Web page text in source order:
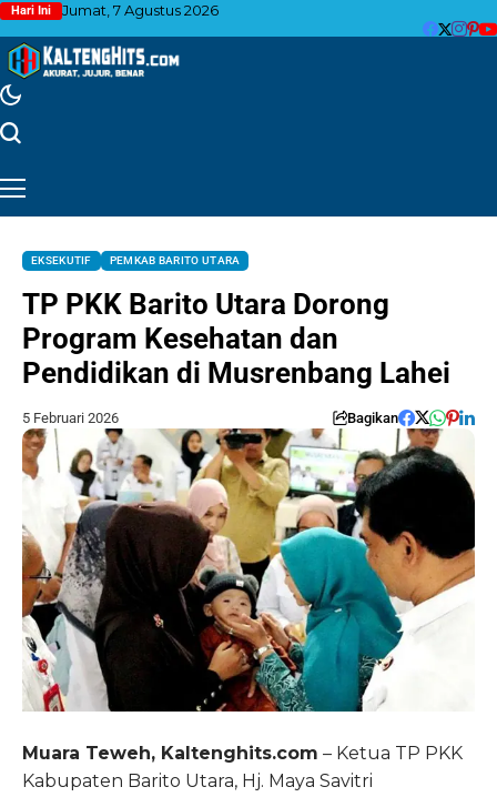
Hari Ini Jumat, 7 Agustus 2026
EKSEKUTIF PEMKAB BARITO UTARA
TP PKK Barito Utara Dorong
Program Kesehatan dan
Pendidikan di Musrenbang Lahei
5 Februari 2026 Bagikan
Muara Teweh, Kaltenghits.com – Ketua TP PKK
Kabupaten Barito Utara, Hj. Maya Savitri